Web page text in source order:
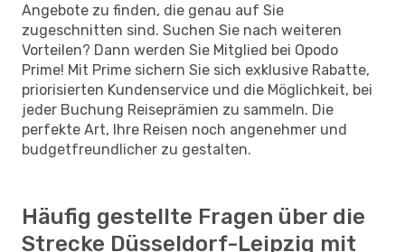
Angebote zu finden, die genau auf Sie
zugeschnitten sind. Suchen Sie nach weiteren
Vorteilen? Dann werden Sie Mitglied bei Opodo
Prime! Mit Prime sichern Sie sich exklusive Rabatte,
priorisierten Kundenservice und die Möglichkeit, bei
jeder Buchung Reiseprämien zu sammeln. Die
perfekte Art, Ihre Reisen noch angenehmer und
budgetfreundlicher zu gestalten.
Häufig gestellte Fragen über die
Strecke Düsseldorf-Leipzig mit